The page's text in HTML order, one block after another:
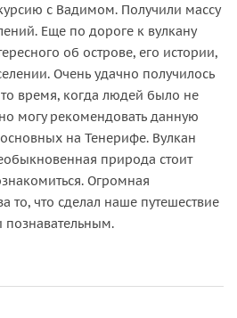
с Вадимом. Получили массу
Еще по дороге к вулкану
об острове, его истории,
Очень удачно получилось
то время, когда людей было не
могу рекомендовать данную
на Тенерифе. Вулкан
природа стоит
Огромная
то, что сделал наше путешествие
познавательным.